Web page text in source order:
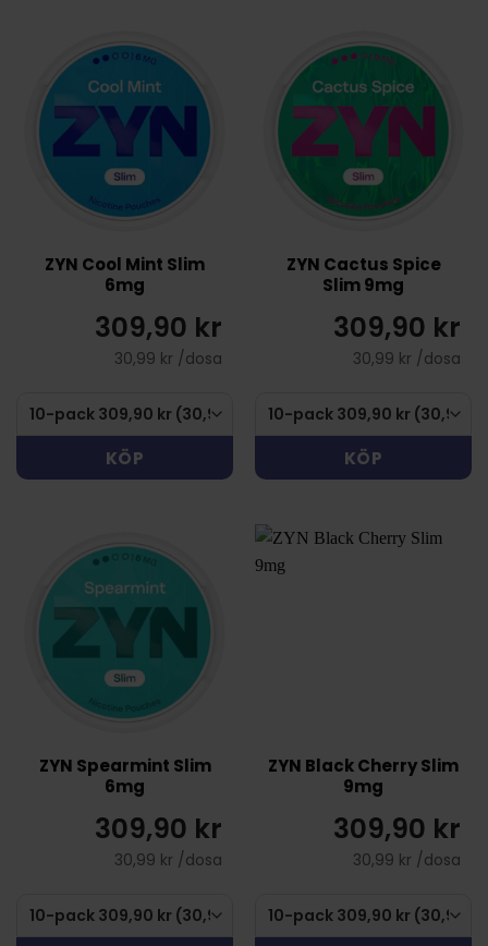
ZYN Cool Mint Slim
6mg
309,90 kr
30,99 kr /dosa
KÖP
ZYN Cactus Spice
Slim 9mg
309,90 kr
30,99 kr /dosa
KÖP
ZYN Spearmint Slim
6mg
309,90 kr
30,99 kr /dosa
ZYN Black Cherry Slim
9mg
309,90 kr
30,99 kr /dosa